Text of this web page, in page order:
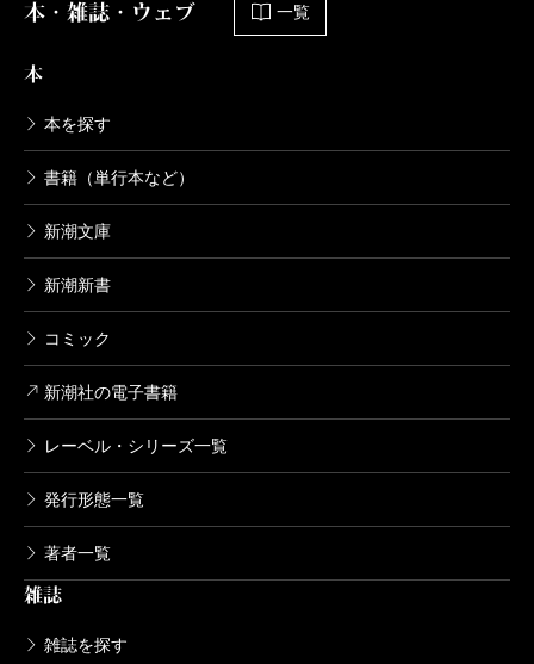
本・雑誌・ウェブ 一覧
本
本を探す
書籍（単行本など）
新潮文庫
新潮新書
コミック
新潮社の電子書籍
レーベル・シリーズ一覧
発行形態一覧
著者一覧
雑誌
雑誌を探す